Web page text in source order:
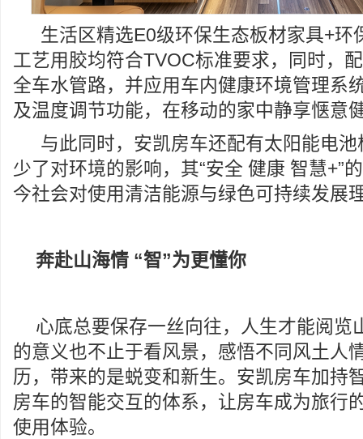
生活区精选E0级环保生态板材家具+环
工艺用胶均符合TVOC标准要求，同时，
全车水管路，并应用车内健康环境管理系
及温度调节功能，在移动的家中静享惬意
与此同时，安凯房车还配有太阳能电
少了对环境的影响，其“安全 健康 智慧+”
今社会对使用清洁能源与绿色可持续发展
奔赴山海情 “智”为更懂你
心底总要保存一丝向往，人生才能阅览
的意义也不止于看风景，感悟不同风土人
历，带来的是蜕变和新生。安凯房车加持
房车的智能交互的体系，让房车成为旅行
使用体验。